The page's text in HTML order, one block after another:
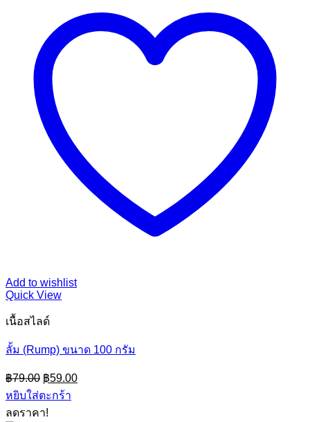
Add to wishlist
Quick View
เนื้อสไลด์
ลั้ม (Rump) ขนาด 100 กรัม
฿79.00 Original
price
was:
฿79.00.
฿59.00Current
price
หยิบใส่ตะกร้า
ลดราคา!